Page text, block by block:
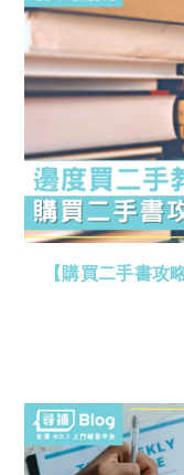
【購買二手書攻